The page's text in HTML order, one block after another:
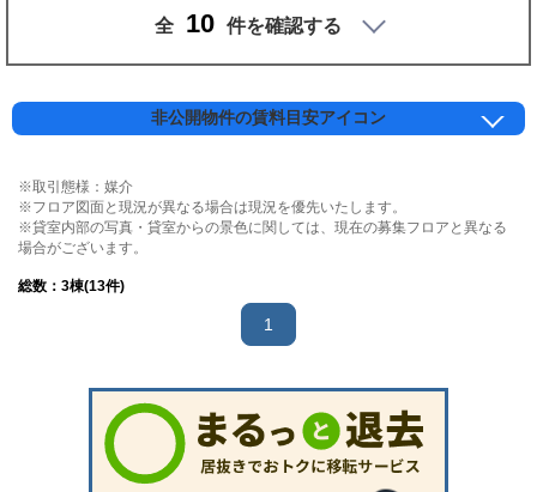
全 10 件を確認する
非公開物件の賃料目安アイコン
※取引態様：媒介
※フロア図面と現況が異なる場合は現況を優先いたします。
※貸室内部の写真・貸室からの景色に関しては、現在の募集フロアと異なる
場合がございます。
総数： 3棟(13件)
1